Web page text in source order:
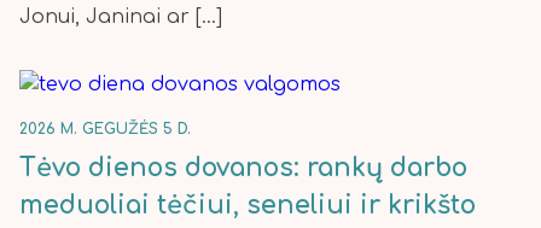
Jonui, Janinai ar […]
2026 M. GEGUŽĖS 5 D.
Tėvo dienos dovanos: rankų darbo
meduoliai tėčiui, seneliui ir krikšto